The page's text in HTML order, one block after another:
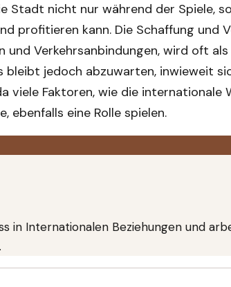
Stadt nicht nur während der Spiele,
profitieren kann. Die Schaffung und
und Verkehrsanbindungen, wird oft
jedoch abzuwarten, inwieweit
viele Faktoren, wie die
ebenfalls eine Rolle spielen.
in Internationalen Beziehungen und